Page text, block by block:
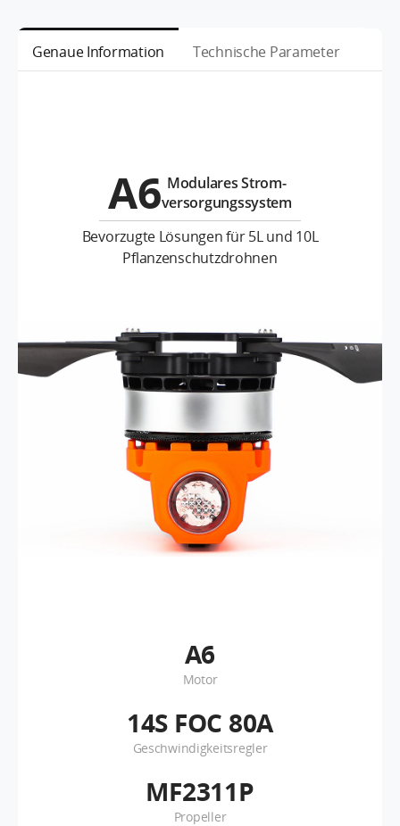
Genaue Information Technische Parameter
A6 Modulares Strom-
versorgungssystem
Bevorzugte Lösungen für 5L und 10L
Pflanzenschutzdrohnen
A6
Motor
14S FOC 80A
Geschwindigkeitsregler
MF2311P
Propeller